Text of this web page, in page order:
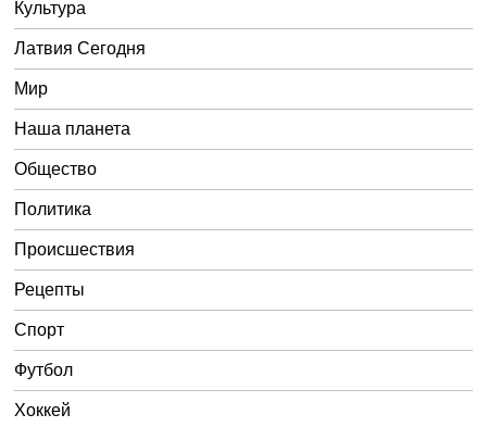
Культура
Латвия Сегодня
Мир
Наша планета
Общество
Политика
Происшествия
Рецепты
Спорт
Футбол
Хоккей